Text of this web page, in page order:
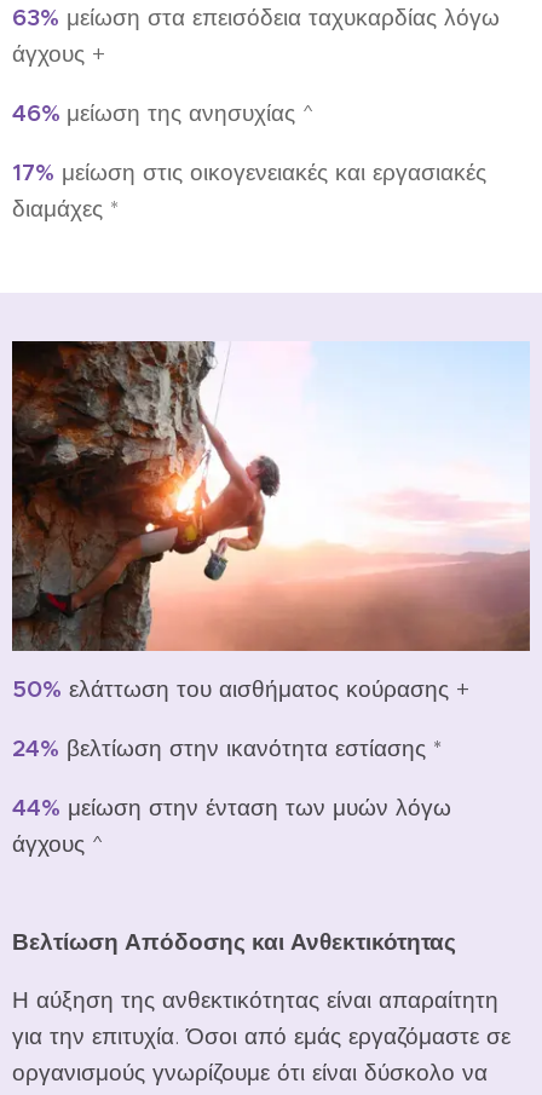
63% μείωση στα επεισόδεια ταχυκαρδίας λόγω
άγχους +
46% μείωση της ανησυχίας ^
17% μείωση στις οικογενειακές και εργασιακές
διαμάχες *
50% ελάττωση του αισθήματος κούρασης +
24% βελτίωση στην ικανότητα εστίασης *
44% μείωση στην ένταση των μυών λόγω
άγχους ^
Βελτίωση Απόδοσης και Ανθεκτικότητας
Η αύξηση της ανθεκτικότητας είναι απαραίτητη
για την επιτυχία. Όσοι από εμάς εργαζόμαστε σε
οργανισμούς γνωρίζουμε ότι είναι δύσκολο να